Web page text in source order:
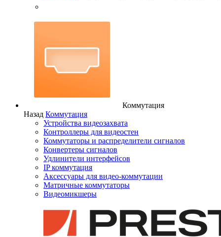
Коммутация
Назад Коммутация
Устройства видеозахвата
Контроллеры для видеостен
Коммутаторы и распределители сигналов
Конвертеры сигналов
Удлинители интерфейсов
IP коммутация
Аксессуары для видео-коммутации
Матричные коммутаторы
Видеомикшеры